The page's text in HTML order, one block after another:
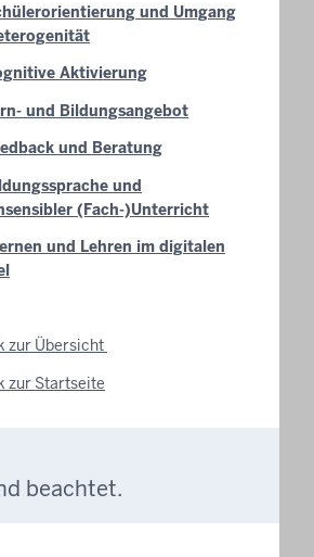
und Umgang
Aktivierung
und Bildungsangebot
und Beratung
und
(Fach-)Unterricht
und Lehren im digitalen
zur Übersicht
zur Startseite
beachtet.